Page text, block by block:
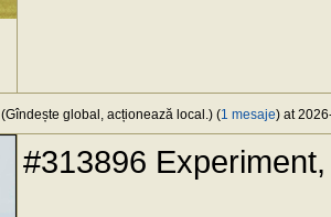
(Gîndește global, acționează local.) (1 mesaje) at
#313896